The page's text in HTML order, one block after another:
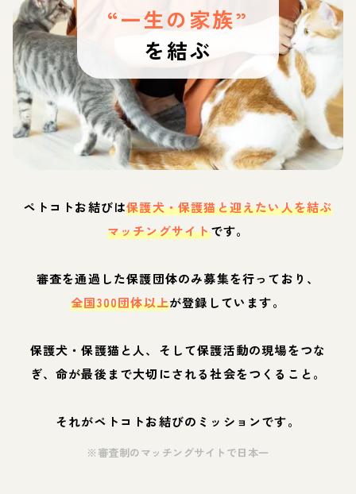
“一生の家族”
を結ぶ
ペトコトお結びは保護犬・保護猫と迎えたい人を結ぶ
マッチングサイトです。
審査を通過した保護団体のみ募集を行っており、
全国300団体以上が登録しています。
保護犬・保護猫と人、そして保護活動の現場をつな
ぎ、命が最後まで大切にされる社会をつくること。
それがペトコトお結びのミッションです。
※審査制のマッチングサイトで日本一